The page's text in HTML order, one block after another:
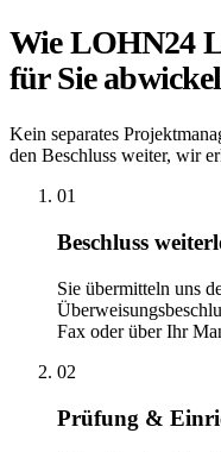
Wie LOHN24
für Sie
Kein separates
den Beschluss weiter, wir
01
Beschluss
Sie übermitteln uns
Fax oder über Ihr
02
Prüfung &